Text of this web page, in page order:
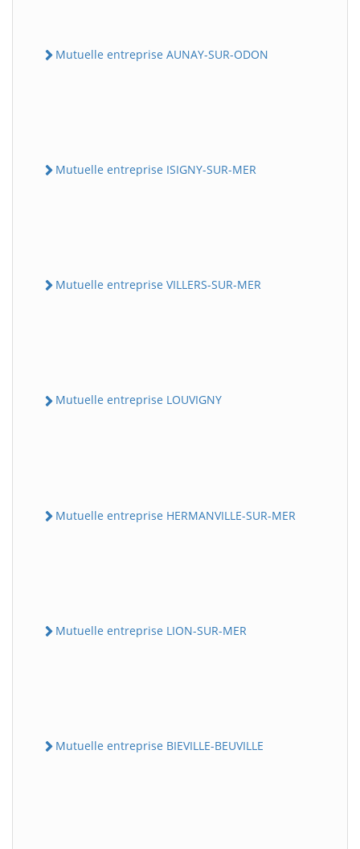
Mutuelle entreprise AUNAY-SUR-ODON
Mutuelle entreprise ISIGNY-SUR-MER
Mutuelle entreprise VILLERS-SUR-MER
Mutuelle entreprise LOUVIGNY
Mutuelle entreprise HERMANVILLE-SUR-MER
Mutuelle entreprise LION-SUR-MER
Mutuelle entreprise BIEVILLE-BEUVILLE